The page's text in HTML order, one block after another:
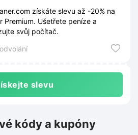
získáte slevu až -20% na
Premium. Ušetřete peníze a
svůj počítač.
slevu
kódy a kupóny